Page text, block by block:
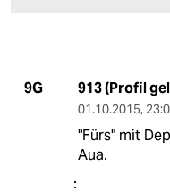
9G 913 (Profil
01.10.2015,
"Fürs" mit
Aua.